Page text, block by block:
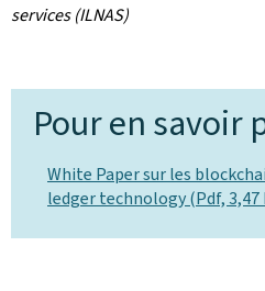
services (ILNAS)
Pour en savoir
White Paper sur les
ledger technology (Pdf, 3,47